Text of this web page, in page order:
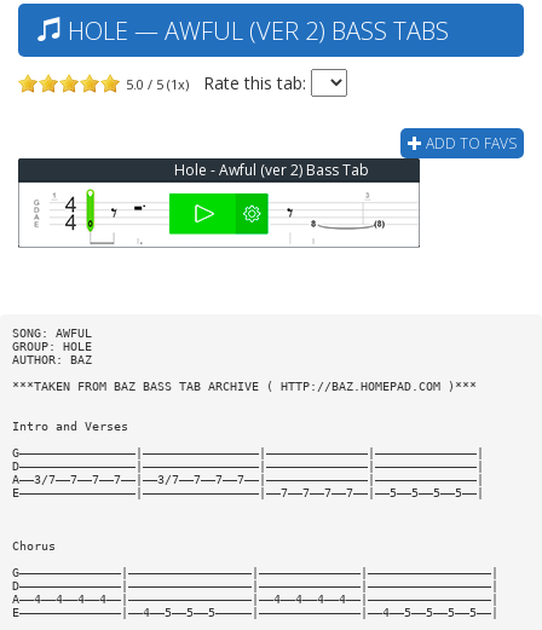
HOLE — AWFUL (VER 2) BASS TABS
5.0 / 5 (1x) Rate this tab:
ADD TO FAVS
Hole - Awful (ver 2) Bass Tab
SONG: AWFUL
GROUP: HOLE
AUTHOR: BAZ
***TAKEN FROM BAZ BASS TAB ARCHIVE ( HTTP://BAZ.HOMEPAD.COM )***
Intro and Verses
G————————————————|————————————————|——————————————|——————————————|
D————————————————|————————————————|——————————————|——————————————|
A——3/7——7——7——7——|——3/7——7——7——7——|——————————————|——————————————|
E————————————————|————————————————|——7——7——7——7——|——5——5——5——5——|
Chorus
G——————————————|—————————————————|——————————————|—————————————————|
D——————————————|—————————————————|——————————————|—————————————————|
A——4——4——4——4——|—————————————————|——4——4——4——4——|—————————————————|
E——————————————|——4——5——5——5—————|——————————————|——4——5——5——5——5——|